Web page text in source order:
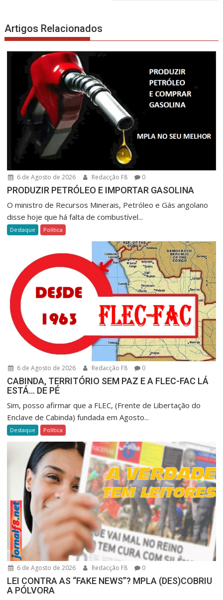
Artigos Relacionados
6 de Agosto de 2026 Redacção F8 0
PRODUZIR PETRÓLEO E IMPORTAR GASOLINA
O ministro de Recursos Minerais, Petróleo e Gás angolano
disse hoje que há falta de combustível...
Destaque Política
6 de Agosto de 2026 Redacção F8 0
CABINDA, TERRITÓRIO SEM PAZ E A FLEC-FAC LÁ
ESTÁ… DE PÉ
Sim, posso afirmar que a FLEC, (Frente de Libertação do
Enclave de Cabinda) fundada em Agosto...
Destaque Política
6 de Agosto de 2026 Redacção F8 0
LEI CONTRA AS “FAKE NEWS”? MPLA (DES)COBRIU
A PÓLVORA